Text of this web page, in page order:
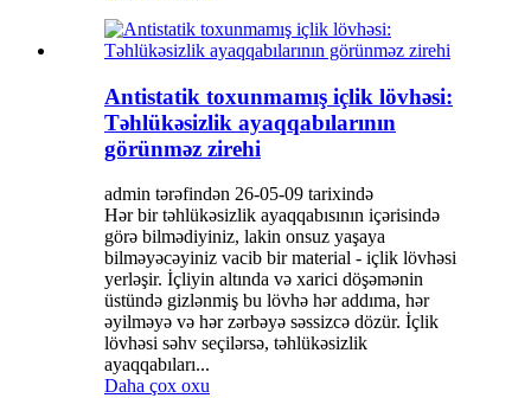
Antistatik toxunmamış içlik lövhəsi:
Təhlükəsizlik ayaqqabılarının
görünməz zirehi
admin tərəfindən 26-05-09 tarixində
Hər bir təhlükəsizlik ayaqqabısının içərisində
görə bilmədiyiniz, lakin onsuz yaşaya
bilməyəcəyiniz vacib bir material - içlik lövhəsi
yerləşir. İçliyin altında və xarici döşəmənin
üstündə gizlənmiş bu lövhə hər addıma, hər
əyilməyə və hər zərbəyə səssizcə dözür. İçlik
lövhəsi səhv seçilərsə, təhlükəsizlik
ayaqqabıları...
Daha çox oxu